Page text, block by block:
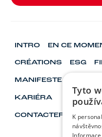
TÉL. : +420 588 886
INTRO EN CE
CRÉATIONS ESG
MANIFESTE
KARIÉRA
CONTACTER
Tyto
K